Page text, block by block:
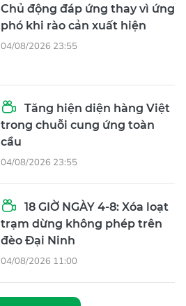
Chủ động đáp ứng thay vì ứng
phó khi rào cản xuất hiện
04/08/2026 23:55
Tăng hiện diện hàng Việt
trong chuỗi cung ứng toàn
cầu
04/08/2026 23:55
18 GIỜ NGÀY 4-8: Xóa loạt
trạm dừng không phép trên
đèo Đại Ninh
04/08/2026 11:00